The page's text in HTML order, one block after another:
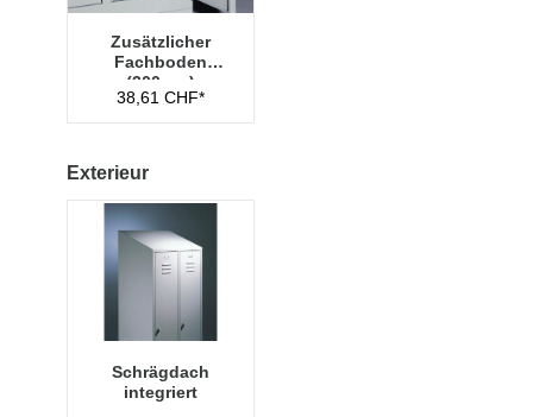
Zusätzlicher
Fachboden
(300mm)
38,61 CHF*
Exterieur
Schrägdach
integriert